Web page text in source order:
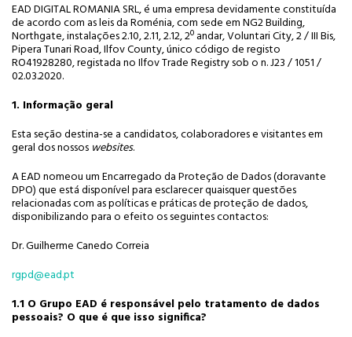
EAD DIGITAL ROMANIA SRL, é uma empresa devidamente constituída
de acordo com as leis da Roménia, com sede em NG2 Building,
Northgate, instalações 2.10, 2.11, 2.12, 2º andar, Voluntari City, 2 / III Bis,
Pipera Tunari Road, Ilfov County, único código de registo
RO41928280, registada no Ilfov Trade Registry sob o n. J23 / 1051 /
02.03.2020.
1. Informação geral
Esta seção destina-se a candidatos, colaboradores e visitantes em
geral dos nossos websites.
A EAD nomeou um Encarregado da Proteção de Dados (doravante
DPO) que está disponível para esclarecer quaisquer questões
relacionadas com as políticas e práticas de proteção de dados,
disponibilizando para o efeito os seguintes contactos:
Dr. Guilherme Canedo Correia
rgpd@ead.pt
1.1 O Grupo EAD é responsável pelo tratamento de dados
pessoais? O que é que isso significa?